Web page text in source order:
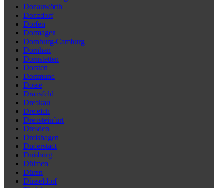
Donauwörth
Donzdorf
Dorfen
Dormagen
Dornburg-Camburg
Dornhan
Dornstetten
Dorsten
Dortmund
Dosse
Dransfeld
Drebkau
Dreieich
Drensteinfurt
Dresden
Drolshagen
Duderstadt
Duisburg
Dülmen
Düren
Düsseldorf